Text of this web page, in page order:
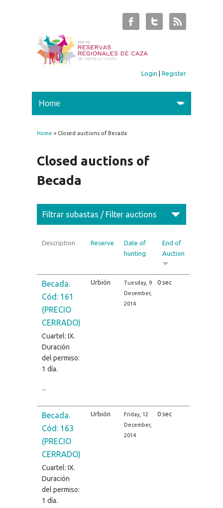
Login |Register
You are here
Home » Closed auctions of Becada
Closed auctions of
Becada
Filtrar subastas / Filter auctions
Description Reserve
Date of
hunting
End of
Auction
Becada.
Cód: 161
(PRECIO
CERRADO)
Cuartel: IX.
Duración
del permiso:
1 día.
Urbión
Tuesday, 9
December,
2014
0 sec
Becada.
Cód: 163
(PRECIO
CERRADO)
Cuartel: IX.
Duración
del permiso:
1 día.
Urbión
Friday, 12
December,
2014
0 sec